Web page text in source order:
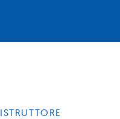
ISTRUTTORE